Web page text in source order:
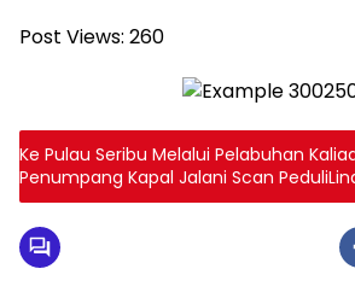
Post Views: 260
Ke Pulau Seribu Melalui Pelabuhan
Penumpang Kapal Jalani Scan